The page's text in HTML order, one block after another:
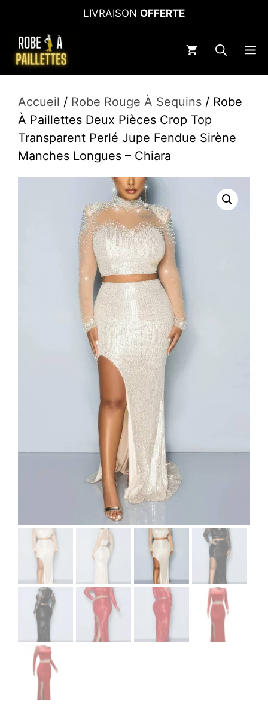
contenu
LIVRAISON OFFERTE
Accueil / Robe Rouge À Sequins / Robe
À Paillettes Deux Pièces Crop Top
Transparent Perlé Jupe Fendue Sirène
Manches Longues – Chiara